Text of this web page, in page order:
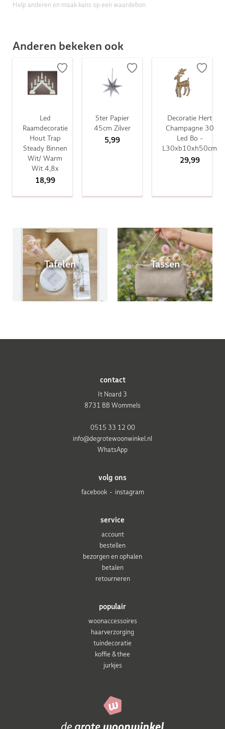
Help anderen en maak kans op een waardebon
Anderen bekeken ook
Led
Raamdecoratie
Hout Trap
Steady Binnen
Wit/ Warm
Wit 4,8x
18,99
Ster Papier
45cm Zilver
5,99
Decoratie Hert
Champagne 30
Led Bo -
L30xb10xh50cm
29,99
Tafelen Tassen
populair
woonaccessoires
haarverzorging
tuindecoratie
koffie & thee
jurkjes
service
account
bestellen
bezorgen en ophalen
betalen
retourneren
volg ons
facebook
instagram
contact
It Noard 3
8731 BB Wommels
0515 33 12 00
info@degrotewoonwinkel.nl
WhatsApp